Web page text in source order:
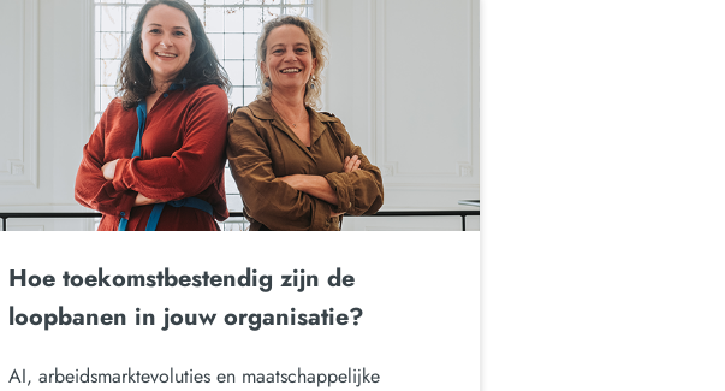
Hoe toekomstbestendig zijn de
loopbanen in jouw organisatie?
AI, arbeidsmarktevoluties en maatschappelijke